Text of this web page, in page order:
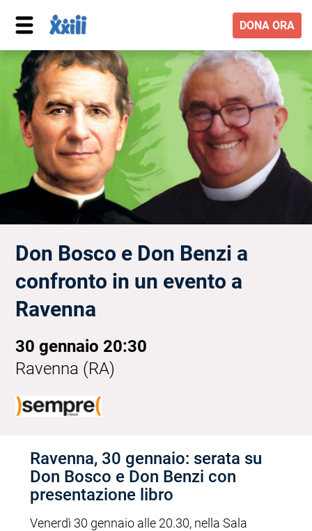
DONA ORA
Don Bosco e Don Benzi a
confronto in un evento a
Ravenna
30 gennaio 20:30
Ravenna (RA)
Ravenna, 30 gennaio: serata su
Don Bosco e Don Benzi con
presentazione libro
Venerdì 30 gennaio alle 20.30, nella Sala